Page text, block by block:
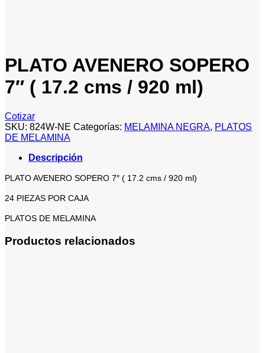
PLATO AVENERO SOPERO
7″ ( 17.2 cms / 920 ml)
Cotizar
SKU: 824W-NE Categorías: MELAMINA NEGRA, PLATOS
DE MELAMINA
Descripción
PLATO AVENERO SOPERO 7″ ( 17.2 cms / 920 ml)
24 PIEZAS POR CAJA
PLATOS DE MELAMINA
Productos relacionados